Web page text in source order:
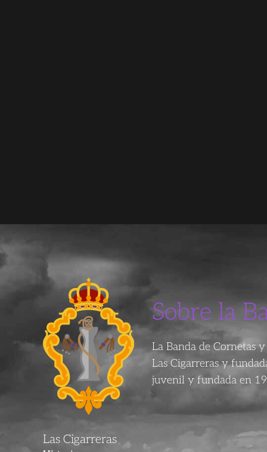
Sobre la
La Banda de Cornetas
Las Cigarreras y
juvenil y fundada en
Las Cigarreras